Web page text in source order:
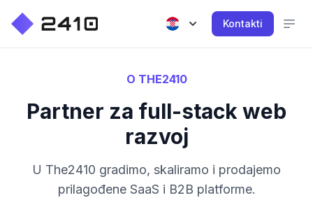
Kontakti
O THE2410
Partner za full-stack web
razvoj
U The2410 gradimo, skaliramo i prodajemo
prilagođene SaaS i B2B platforme.